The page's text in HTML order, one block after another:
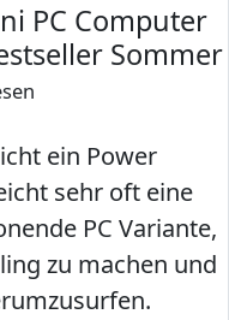
PC Computer
Sommer
ein Power
sehr oft eine
PC Variante,
zu machen und